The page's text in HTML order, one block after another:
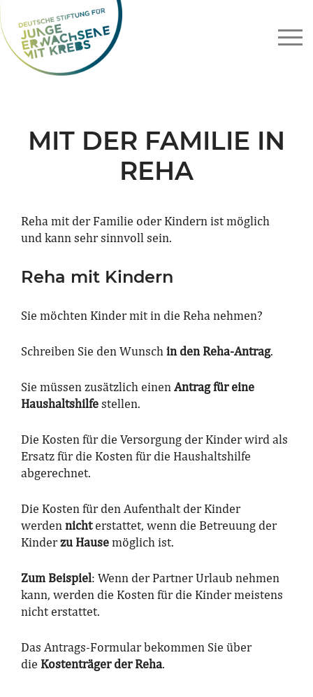
Skip
to
content
MIT DER FAMILIE IN
REHA
Reha mit der Familie oder Kindern ist möglich
und kann sehr sinnvoll sein.
Reha mit Kindern
Sie möchten Kinder mit in die Reha nehmen?
Schreiben Sie den Wunsch in den Reha-Antrag.
Sie müssen zusätzlich einen Antrag für eine
Haushaltshilfe stellen.
Die Kosten für die Versorgung der Kinder wird als
Ersatz für die Kosten für die Haushaltshilfe
abgerechnet.
Die Kosten für den Aufenthalt der Kinder
werden nichterstattet, wenn die Betreuung der
Kinderzu Hause möglich ist.
Zum Beispiel: Wenn der Partner Urlaub nehmen
kann, werden die Kosten für die Kinder meistens
nicht erstattet.
Das Antrags-Formular bekommen Sie über
die Kostenträger der Reha.